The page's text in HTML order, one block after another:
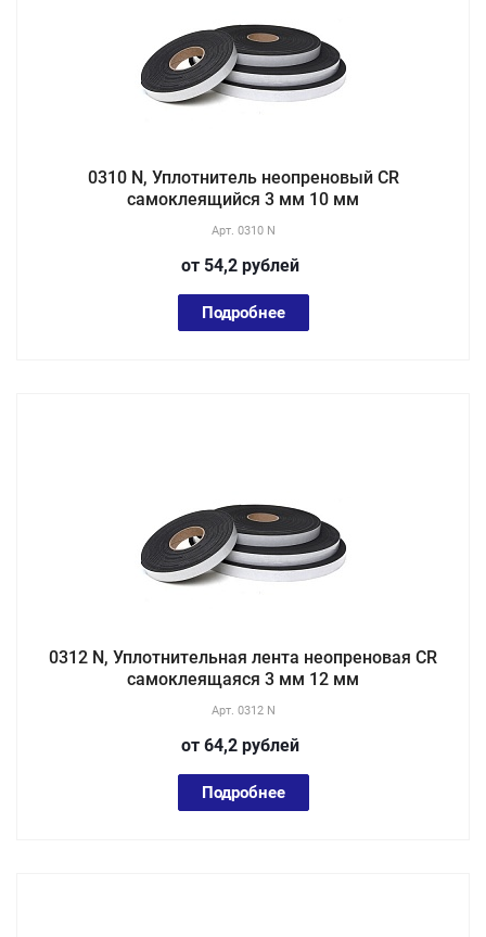
0310 N, Уплотнитель неопреновый CR
самоклеящийся 3 мм 10 мм
Арт. 0310 N
от 54,2 рублей
Подробнее
0312 N, Уплотнительная лента неопреновая CR
самоклеящаяся 3 мм 12 мм
Арт. 0312 N
от 64,2 рублей
Подробнее